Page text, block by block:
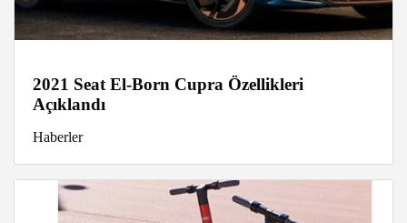
2021 Seat El-Born Cupra Özellikleri
Açıklandı
Haberler